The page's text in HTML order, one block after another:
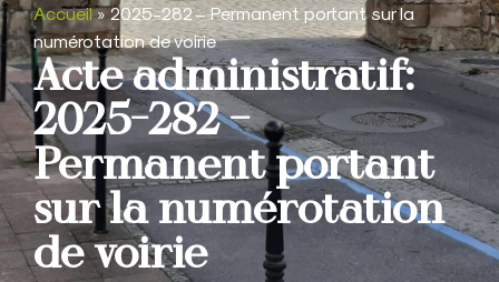
Accueil»2025-282 – Permanent portant sur la
numérotation de voirie
Acte administratif:
2025-282 –
Permanent portant
sur la numérotation
de voirie